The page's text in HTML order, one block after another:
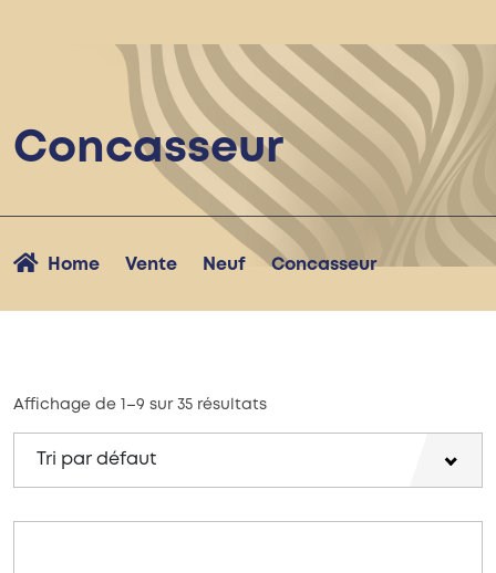
Concasseur
Home Vente Neuf Concasseur
Affichage de 1–9 sur 35 résultats
Tri par défaut